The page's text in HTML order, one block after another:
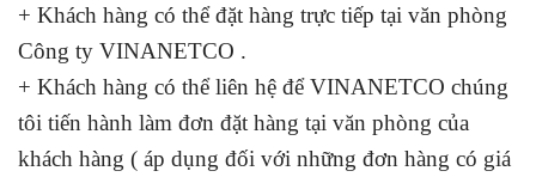
+ Khách hàng có thể đặt hàng trực tiếp tại văn phòng
Công ty VINANETCO .
+ Khách hàng có thể liên hệ để VINANETCO chúng
tôi tiến hành làm đơn đặt hàng tại văn phòng của
khách hàng ( áp dụng đối với những đơn hàng có giá